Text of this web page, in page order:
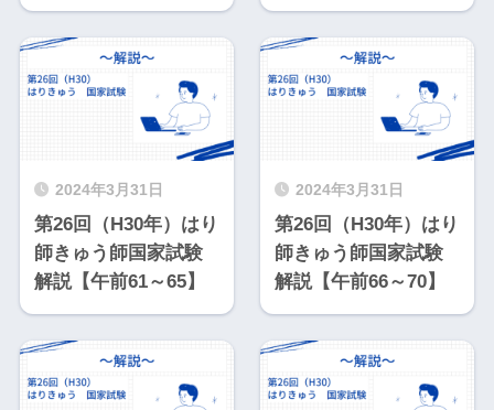
2024年3月31日
第26回（H30年）はり
師きゅう師国家試験
解説【午前61～65】
2024年3月31日
第26回（H30年）はり
師きゅう師国家試験
解説【午前66～70】